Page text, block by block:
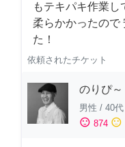
もテキパキ作業し
柔らかかったので
た！
依頼されたチケット
のりぴ
男性 / 40代
sentiment_satisfied 874 sentiment_neutral